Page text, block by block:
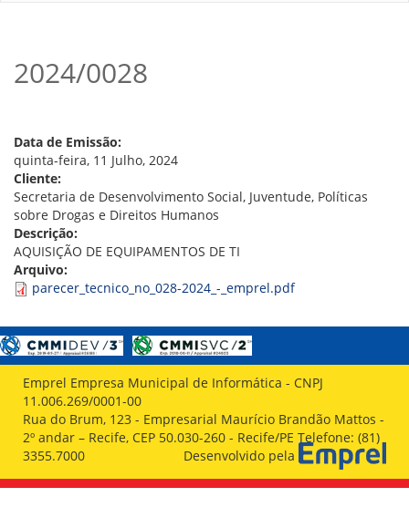
O QUE É A EMPREL
CONSELHOS
LOCALIZAÇÃO
GESTORES
GOVERNANÇA
NOTÍCIAS
COMPRAS
LICITAÇÕES
ATAS DE REGISTRO DE PREÇOS
CONTRATO
GESTÃO DE PESSOAS
COLABORADORES
PLR
2024/0028
Data de Emissão:
quinta-feira, 11 Julho, 2024
Cliente:
Secretaria de Desenvolvimento Social, Juventude, Políticas
sobre Drogas e Direitos Humanos
Descrição:
AQUISIÇÃO DE EQUIPAMENTOS DE TI
Arquivo:
parecer_tecnico_no_028-2024_-_emprel.pdf
Emprel Empresa Municipal de Informática - CNPJ
11.006.269/0001-00
Rua do Brum, 123 - Empresarial Maurício Brandão Mattos -
2º andar – Recife, CEP 50.030-260 - Recife/PE Telefone: (81)
3355.7000
Desenvolvido pela